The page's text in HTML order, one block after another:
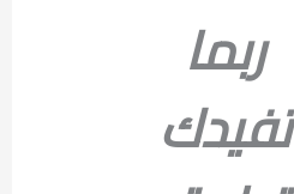
ربما
تفيدك